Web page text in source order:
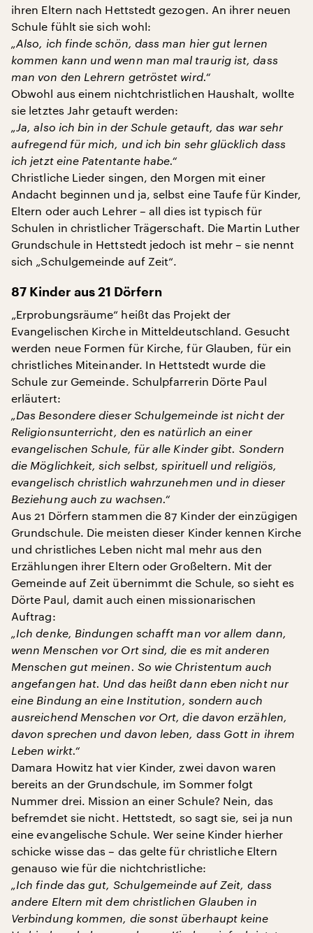
ihren Eltern nach Hettstedt gezogen. An ihrer neuen
Schule fühlt sie sich wohl:
„Also, ich finde schön, dass man hier gut lernen
kommen kann und wenn man mal traurig ist, dass
man von den Lehrern getröstet wird.“
Obwohl aus einem nichtchristlichen Haushalt, wollte
sie letztes Jahr getauft werden:
„Ja, also ich bin in der Schule getauft, das war sehr
aufregend für mich, und ich bin sehr glücklich dass
ich jetzt eine Patentante habe.“
Christliche Lieder singen, den Morgen mit einer
Andacht beginnen und ja, selbst eine Taufe für Kinder,
Eltern oder auch Lehrer – all dies ist typisch für
Schulen in christlicher Trägerschaft. Die Martin Luther
Grundschule in Hettstedt jedoch ist mehr – sie nennt
sich „Schulgemeinde auf Zeit“.
87 Kinder aus 21 Dörfern
„Erprobungsräume“ heißt das Projekt der
Evangelischen Kirche in Mitteldeutschland. Gesucht
werden neue Formen für Kirche, für Glauben, für ein
christliches Miteinander. In Hettstedt wurde die
Schule zur Gemeinde. Schulpfarrerin Dörte Paul
erläutert:
„Das Besondere dieser Schulgemeinde ist nicht der
Religionsunterricht, den es natürlich an einer
evangelischen Schule, für alle Kinder gibt. Sondern
die Möglichkeit, sich selbst, spirituell und religiös,
evangelisch christlich wahrzunehmen und in dieser
Beziehung auch zu wachsen.“
Aus 21 Dörfern stammen die 87 Kinder der einzügigen
Grundschule. Die meisten dieser Kinder kennen Kirche
und christliches Leben nicht mal mehr aus den
Erzählungen ihrer Eltern oder Großeltern. Mit der
Gemeinde auf Zeit übernimmt die Schule, so sieht es
Dörte Paul, damit auch einen missionarischen
Auftrag:
„Ich denke, Bindungen schafft man vor allem dann,
wenn Menschen vor Ort sind, die es mit anderen
Menschen gut meinen. So wie Christentum auch
angefangen hat. Und das heißt dann eben nicht nur
eine Bindung an eine Institution, sondern auch
ausreichend Menschen vor Ort, die davon erzählen,
davon sprechen und davon leben, dass Gott in ihrem
Leben wirkt.“
Damara Howitz hat vier Kinder, zwei davon waren
bereits an der Grundschule, im Sommer folgt
Nummer drei. Mission an einer Schule? Nein, das
befremdet sie nicht. Hettstedt, so sagt sie, sei ja nun
eine evangelische Schule. Wer seine Kinder hierher
schicke wisse das – das gelte für christliche Eltern
genauso wie für die nichtchristliche:
„Ich finde das gut, Schulgemeinde auf Zeit, dass
andere Eltern mit dem christlichen Glauben in
Verbindung kommen, die sonst überhaupt keine